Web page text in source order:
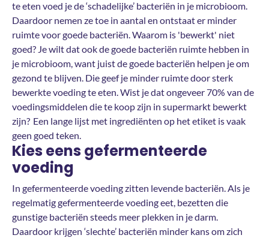
te eten voed je de ‘schadelijke’ bacteriën in je microbioom.
Daardoor nemen ze toe in aantal en ontstaat er minder
ruimte voor goede bacteriën. Waarom is 'bewerkt' niet
goed? Je wilt dat ook de goede bacteriën ruimte hebben in
je microbioom, want juist de goede bacteriën helpen je om
gezond te blijven. Die geef je minder ruimte door sterk
bewerkte voeding te eten. Wist je dat ongeveer 70% van de
voedingsmiddelen die te koop zijn in supermarkt bewerkt
zijn? Een lange lijst met ingrediënten op het etiket is vaak
geen goed teken.
Kies eens gefermenteerde
voeding
In gefermenteerde voeding zitten levende bacteriën. Als je
regelmatig gefermenteerde voeding eet, bezetten die
gunstige bacteriën steeds meer plekken in je darm.
Daardoor krijgen ‘slechte’ bacteriën minder kans om zich